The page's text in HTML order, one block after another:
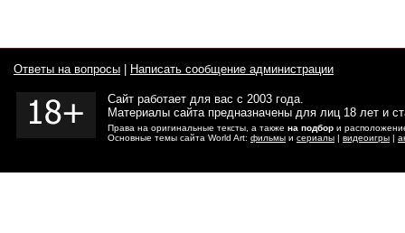
Ответы на вопросы Написать сообщение администрации
Сайт работает для вас с 2003 года.
Материалы сайта предназначены для лиц 18 лет и
Права на оригинальные тексты, а также на подбор и
Основные темы сайта World Art: фильмы и сериалы | видеоигры |